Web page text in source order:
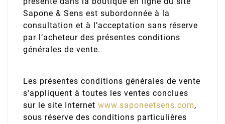
Sapone & Sens est subordonnée à la
consultation et à l’acceptation sans réserve
par l’acheteur des présentes conditions
générales de vente.
Les présentes conditions générales de vente
s'appliquent à toutes les ventes conclues
sur le site Internet www.saponeetsens.com,
sous réserve des conditions particulières